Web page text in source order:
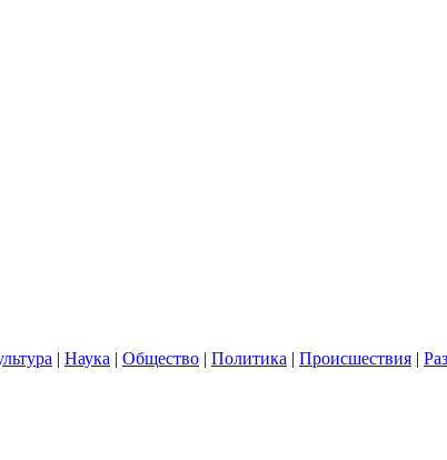
| Наука | Общество | Политика | Происшествия |